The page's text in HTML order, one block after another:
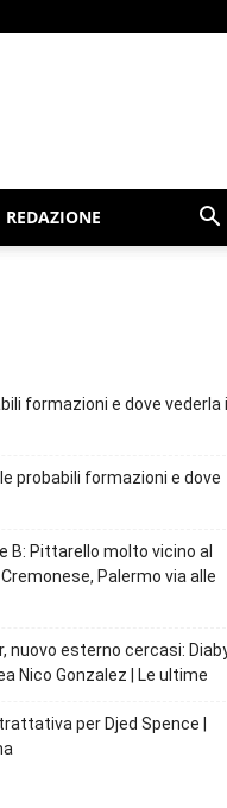
REDAZIONE
formazioni e dove vederla
probabili formazioni e dove
B: Pittarello molto vicino al
Palermo via alle
nuovo esterno cercasi:
Nico Gonzalez | Le ultime
per Djed Spence |